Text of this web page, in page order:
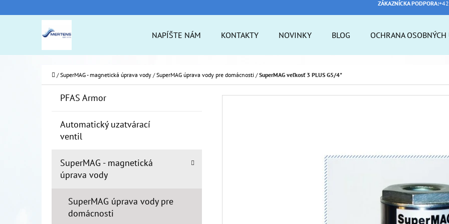
ZÁKAZNÍCKA PODPORA:
NAPÍŠTE NÁM KONTAKTY NOVINKY BLOG OCHRANA OSOBNÝCH
Domov
/ SuperMAG - magnetická úprava vody / SuperMAG úprava vody pre domácnosti / SuperMAG veľkosť 3 PLUS G5/4"
Preskočiť
PFAS Armor
Automatický uzatvárací
ventil
SuperMAG - magnetická
úprava vody
SuperMAG úprava vody pre
domácnosti
Í
do
obchodu
do
obchodu
ODPORÚČAME